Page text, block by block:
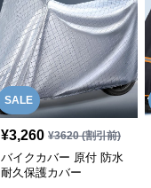
SALE
¥3,260 ¥3620(割引前)
バイクカバー 原付 防水
耐久保護カバー